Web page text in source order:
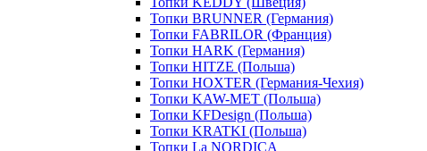
Топки BRUNNER (Германия)
Топки FABRILOR (Франция)
Топки HARK (Германия)
Топки HITZE (Польша)
Топки HOXTER (Германия-Чехия)
Топки KAW-MET (Польша)
Топки KFDesign (Польша)
Топки KRATKI (Польша)
Топки La NORDICA